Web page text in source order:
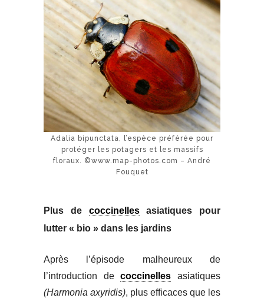
Adalia bipunctata, l’espèce préférée pour
protéger les potagers et les massifs
floraux. ©www.map-photos.com – André
Fouquet
Plus de coccinellesasiatiques pour
lutter « bio » dans les jardins
Après l’épisode malheureux de
l’introduction decoccinelles asiatiques
(Harmonia axyridis), plus efficaces que les